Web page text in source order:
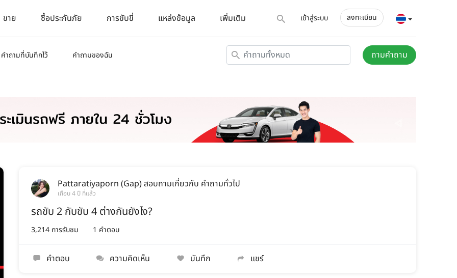
ขาย ซื้อประกันภัย การขับขี่ แหล่งข้อมูล เพิ่มเติม เข้าสู่ระบบ ลงทะเบียน
คำถามที่บันทึกไว้ คำถามของฉัน ถามคำถาม
Pattaratiyaporn (Gap)สอบถามเกี่ยวกับ คำถามทั่วไป
เกือบ 4 ปี ที่แล้ว
รถขับ 2 กับขับ 4 ต่างกันยังไง?
3,214 การรับชม 1 คำตอบ
คำตอบ ความคิดเห็น บันทึก แชร์